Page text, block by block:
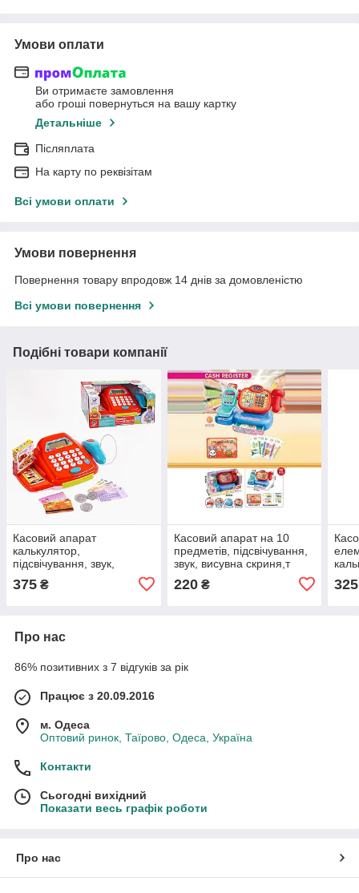
Умови оплати
Ви отримаєте замовлення
або гроші повернуться на вашу картку
Детальніше
Післяплата
На карту по реквізітам
Всі умови оплати
Умови повернення
Повернення товару впродовж 14 днів за домовленістю
Всі умови повернення
Подібні товари компанії
Касовий апарат
калькулятор,
підсвічування, звук,
375 ₴
Касовий апарат на 10
предметів, підсвічування,
звук, висувна скриня,т
купюри, банківська картка
220₴ 325
Про нас
86% позитивних з 7 відгуків за рік
Працює з 20.09.2016
м. Одеса
Оптовий ринок, Таїрово, Одеса, Україна
Контакти
Сьогодні вихідний
Показати весь графік роботи
Про нас